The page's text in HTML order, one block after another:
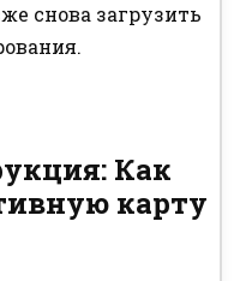
снова загрузить
Как
карту